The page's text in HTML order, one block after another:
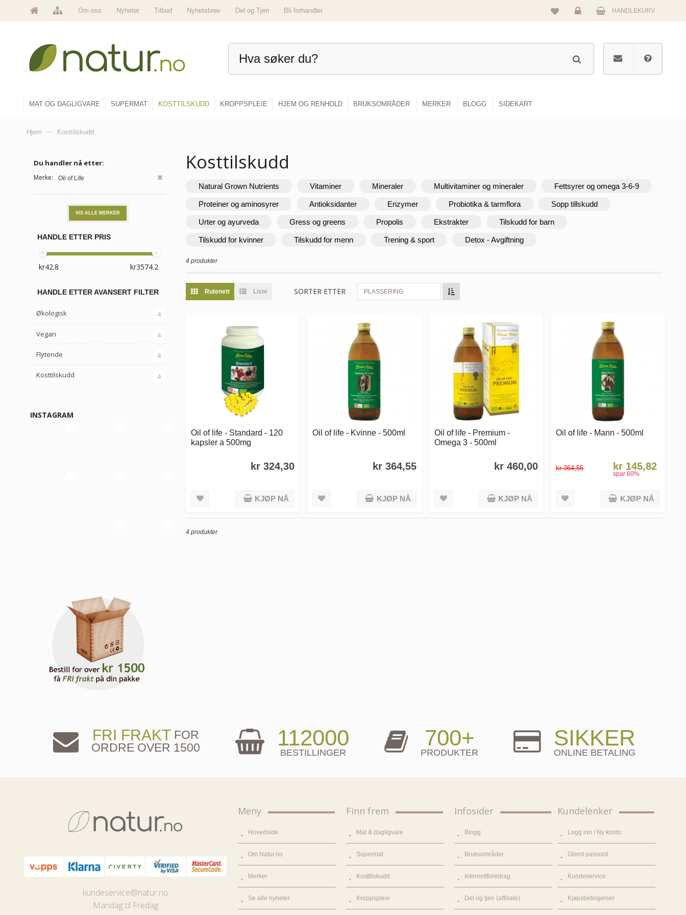
Om oss Nyheter Tilbud Nyhetsbrev Del og Tjen
Bli forhandler
Logg
HANDLEKURV
MAT OG DAGLIGVARE SUPERMAT KOSTTILSKUDD KROPPSPLEIE HJEM OG RENHOLD BRUKSOMRÅDER MERKER BLOGG SIDEKART
Hjem — Kosttilskudd
Kosttilskudd
Natural Grown Nutrients Vitaminer Mineraler Multivitaminer og mineraler Fettsyrer og omega 3-6-9
Proteiner og aminosyrer Antioksidanter Enzymer Probiotika & tarmflora Sopp tillskudd
Urter og ayurveda Gress og greens Propolis Ekstrakter Tilskudd for barn
Tilskudd for kvinner Tilskudd for menn Trening & sport Detox - Avgiftning
4 produkter
Rutenett Liste SORTER ETTER PLASSERING
Oil of life - Standard - 120
kapsler a 500mg
kr 324,30
KJØP NÅ
Oil of life - Kvinne - 500ml
kr 364,55
KJØP NÅ
Oil of life - Premium -
Omega 3 - 500ml
kr 460,00
KJØP NÅ
Oil of life - Mann - 500ml
kr 364,55 kr 145,82
spar 60%
KJØP NÅ
4 produkter
Du handler nå etter:
Merke: Oil of Life
VIS ALLE MERKER
HANDLE ETTER PRIS
HANDLE ETTER AVANSERT FILTER
Økologisk 4
Vegan 4
Flytende 4
Kosttilskudd 4
INSTAGRAM
FRI FRAKT FOR
ORDRE OVER 1500
112000
BESTILLINGER
700+
PRODUKTER
SIKKER
ONLINE BETALING
kundeservice@natur.no
Mandag til Fredag
Meny
Hovedside
Om Natur.no
Merker
Se alle nyheter
Finn frem
Mat & dagligvare
Supermat
Kosttilskudd
Kroppspleie
Infosider
Blogg
Bruksområder
Internettforedrag
Del og tjen (affiliate)
Kundelenker
Logg inn / Ny konto
Glemt passord
Kundeservice
Kjøpsbetingelser